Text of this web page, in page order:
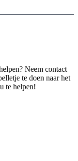
Neem contact
te doen naar het
te helpen!